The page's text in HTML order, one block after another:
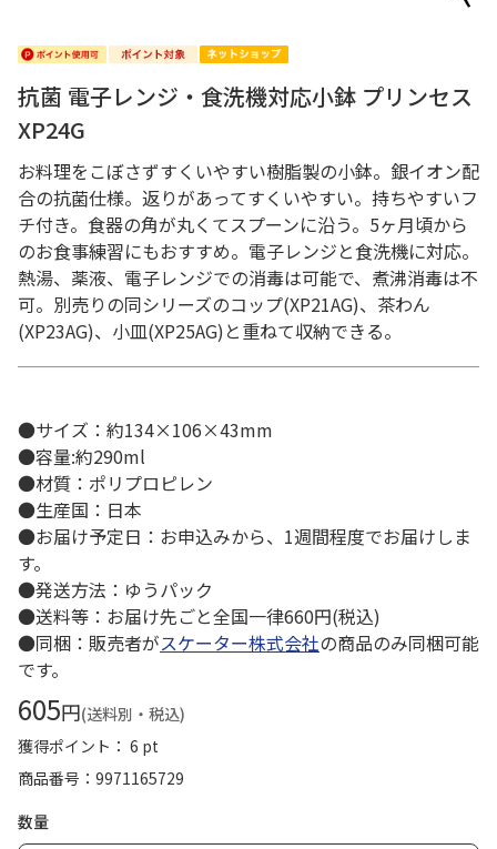
抗菌 電子レンジ・食洗機対応小鉢 プリンセス
XP24G
お料理をこぼさずすくいやすい樹脂製の小鉢。銀イオン配
合の抗菌仕様。返りがあってすくいやすい。持ちやすいフ
チ付き。食器の角が丸くてスプーンに沿う。5ヶ月頃から
のお食事練習にもおすすめ。電子レンジと食洗機に対応。
熱湯、薬液、電子レンジでの消毒は可能で、煮沸消毒は不
可。別売りの同シリーズのコップ(XP21AG)、茶わん
(XP23AG)、小皿(XP25AG)と重ねて収納できる。
●サイズ：約134×106×43mm
●容量:約290ml
●材質：ポリプロピレン
●生産国：日本
●お届け予定日：お申込みから、1週間程度でお届けしま
す。
●発送方法：ゆうパック
●送料等：お届け先ごと全国一律660円(税込)
●同梱：販売者がスケーター株式会社の商品のみ同梱可能
です。
605円(送料別・税込)
獲得ポイント： 6 pt
商品番号
9971165729
数量